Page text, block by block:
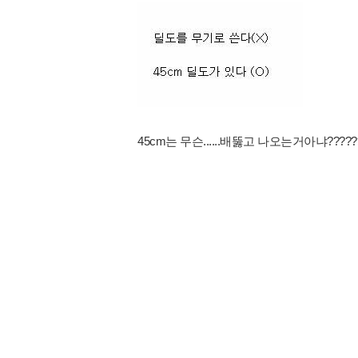
45cm는 무슨......배뚫고 나오는거아냐